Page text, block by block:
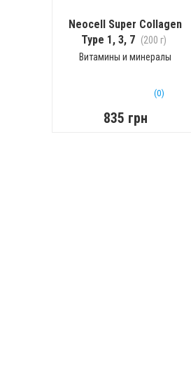
Neocell Super Collagen
Type 1, 3, 7 (200 г)
Витамины и минералы
(0)
835 грн